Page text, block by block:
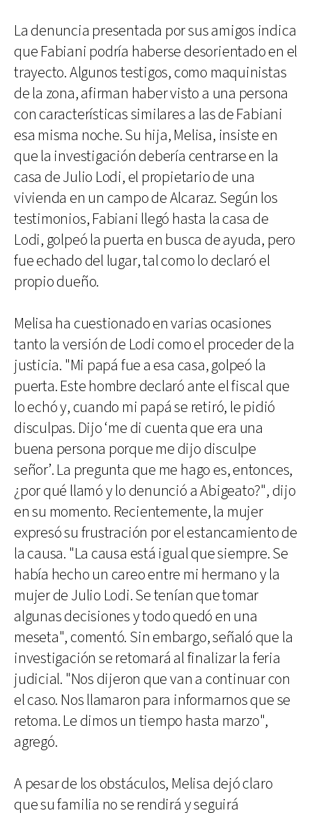
La denuncia presentada por sus amigos indica
que Fabiani podría haberse desorientado en el
trayecto. Algunos testigos, como maquinistas
de la zona, afirman haber visto a una persona
con características similares a las de Fabiani
esa misma noche. Su hija, Melisa, insiste en
que la investigación debería centrarse en la
casa de Julio Lodi, el propietario de una
vivienda en un campo de Alcaraz. Según los
testimonios, Fabiani llegó hasta la casa de
Lodi, golpeó la puerta en busca de ayuda, pero
fue echado del lugar, tal como lo declaró el
propio dueño.
Melisa ha cuestionado en varias ocasiones
tanto la versión de Lodi como el proceder de la
justicia. "Mi papá fue a esa casa, golpeó la
puerta. Este hombre declaró ante el fiscal que
lo echó y, cuando mi papá se retiró, le pidió
disculpas. Dijo ‘me di cuenta que era una
buena persona porque me dijo disculpe
señor’. La pregunta que me hago es, entonces,
¿por qué llamó y lo denunció a Abigeato?", dijo
en su momento. Recientemente, la mujer
expresó su frustración por el estancamiento de
la causa. "La causa está igual que siempre. Se
había hecho un careo entre mi hermano y la
mujer de Julio Lodi. Se tenían que tomar
algunas decisiones y todo quedó en una
meseta", comentó. Sin embargo, señaló que la
investigación se retomará al finalizar la feria
judicial. "Nos dijeron que van a continuar con
el caso. Nos llamaron para informarnos que se
retoma. Le dimos un tiempo hasta marzo",
agregó.
A pesar de los obstáculos, Melisa dejó claro
que su familia no se rendirá y seguirá